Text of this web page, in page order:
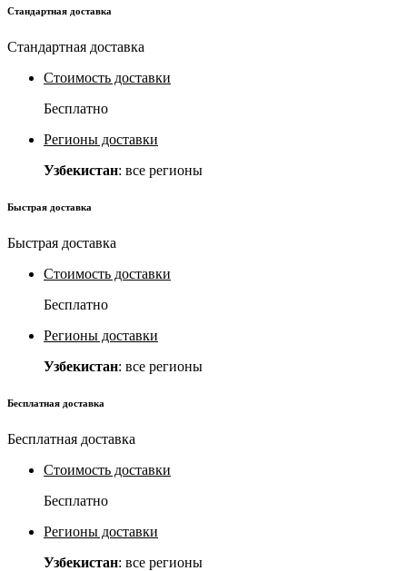
Стандартная доставка
Стандартная доставка
Стоимость доставки
Бесплатно
Регионы доставки
Узбекистан: все регионы
Быстрая доставка
Быстрая доставка
Стоимость доставки
Бесплатно
Регионы доставки
Узбекистан: все регионы
Бесплатная доставка
Бесплатная доставка
Стоимость доставки
Бесплатно
Регионы доставки
Узбекистан: все регионы